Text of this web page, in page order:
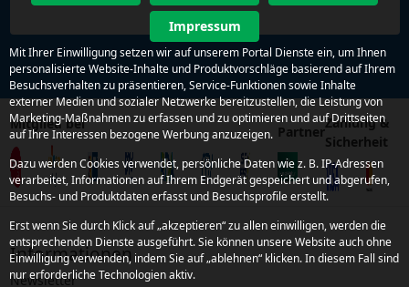
Mitglied bei Partner
Zahlung &
Sicherheit
Informationen
Newsletter
Impressum
Mit Ihrer Einwilligung setzen wir auf unserem Portal Dienste ein, um Ihnen
personalisierte Website-Inhalte und Produktvorschläge basierend auf Ihrem
Besuchsverhalten zu präsentieren, Service-Funktionen sowie Inhalte
externer Medien und sozialer Netzwerke bereitzustellen, die Leistung von
Marketing-Maßnahmen zu erfassen und zu optimieren und auf Drittseiten
auf Ihre Interessen bezogene Werbung anzuzeigen.
Dazu werden Cookies verwendet, persönliche Daten wie z. B. IP-Adressen
verarbeitet, Informationen auf Ihrem Endgerät gespeichert und abgerufen,
Besuchs- und Produktdaten erfasst und Besuchsprofile erstellt.
Erst wenn Sie durch Klick auf „akzeptieren“ zu allen einwilligen, werden die
entsprechenden Dienste ausgeführt. Sie können unsere Website auch ohne
Einwilligung verwenden, indem Sie auf „ablehnen“ klicken. In diesem Fall sind
nur erforderliche Technologien aktiv.